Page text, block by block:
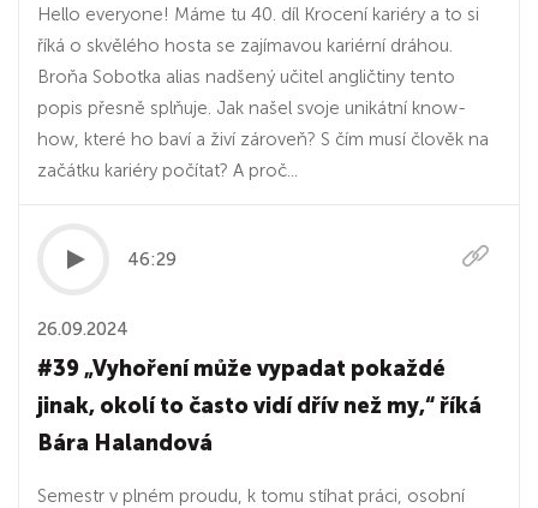
Hello everyone! Máme tu 40. díl Krocení kariéry a to si
říká o skvělého hosta se zajímavou kariérní dráhou.
Broňa Sobotka alias nadšený učitel angličtiny tento
popis přesně splňuje. Jak našel svoje unikátní know-
how, které ho baví a živí zároveň? S čím musí člověk na
začátku kariéry počítat? A proč...
46:29
26.09.2024
#39 „Vyhoření může vypadat pokaždé
jinak, okolí to často vidí dřív než my,“ říká
Bára Halandová
Semestr v plném proudu, k tomu stíhat práci, osobní